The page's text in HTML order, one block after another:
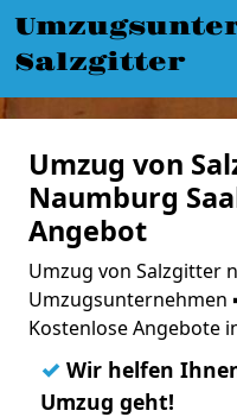
Salzgitter
Umzug von
Naumburg
Angebot
Umzug von Salzgitter
Umzugsunternehmen
Kostenlose Angebote
✓ Wir helfen
Umzug geht!